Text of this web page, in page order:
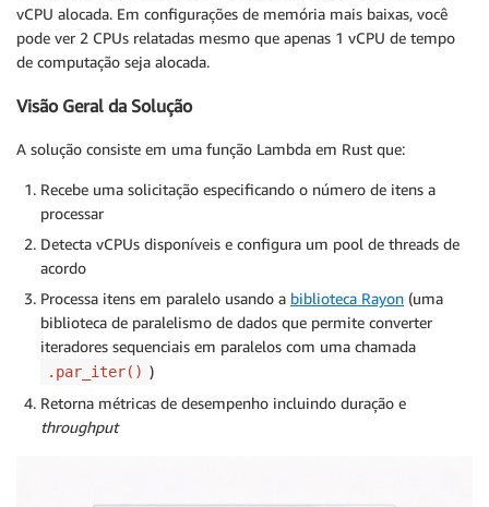
vCPU alocada. Em configurações de memória mais baixas, você
pode ver 2 CPUs relatadas mesmo que apenas 1 vCPU de tempo
de computação seja alocada.
Visão Geral da Solução
A solução consiste em uma função Lambda em Rust que:
Recebe uma solicitação especificando o número de itens a
processar
Detecta vCPUs disponíveis e configura um pool de threads de
acordo
Processa itens em paralelo usando a biblioteca Rayon (uma
biblioteca de paralelismo de dados que permite converter
iteradores sequenciais em paralelos com uma chamada
.par_iter() )
Retorna métricas de desempenho incluindo duração e
throughput